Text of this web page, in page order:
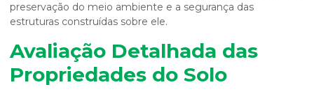
preservação do meio ambiente e a segurança das
estruturas construídas sobre ele.
Avaliação Detalhada das
Propriedades do Solo